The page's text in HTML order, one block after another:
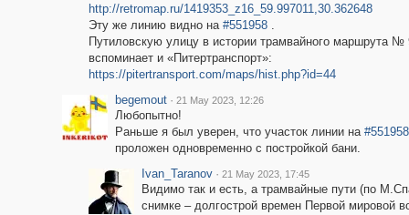
http://retromap.ru/1419353_z16_59.997011,30.362648
Эту же линию видно на #551958.
Путиловскую улицу в истории трамвайного маршрута №
вспоминает и «Питертранспорт»:
https://pitertransport.com/maps/hist.php?id=44
begemout · 21 May 2023, 12:26
Любопытно!
Раньше я был уверен, что участок линии на #551958
проложен одновременно с постройкой бани.
Ivan_Taranov · 21 May 2023, 17:45
Видимо так и есть, а трамвайные пути (по
снимке – долгострой времен Первой мировой